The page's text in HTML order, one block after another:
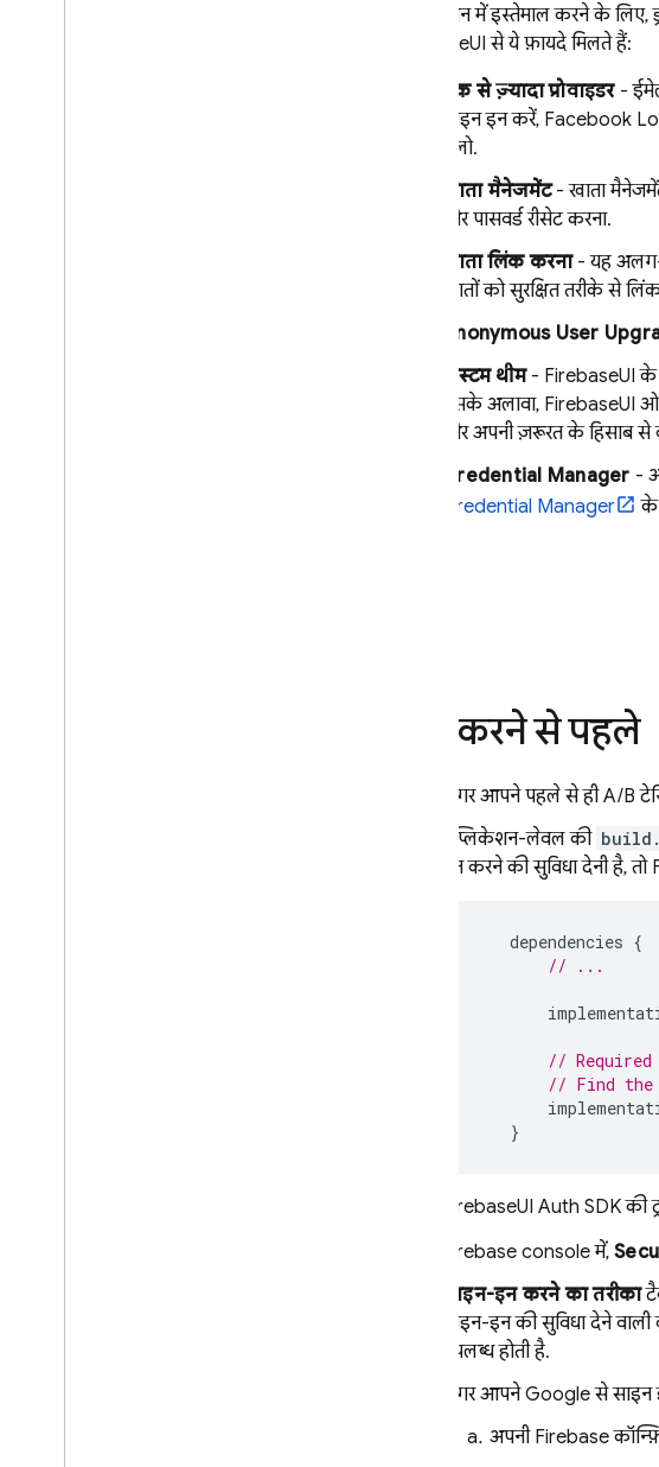
ऐप्लिकेशन में इस्तेमाल करने के
FirebaseUI से ये फ़ायदे मिलते हैं:
एक से ज़्यादा प्रोवाइडर-
साइन इन करें, Facebook
फ़्लो.
खाता मैनेजमेंट- खाता
और पासवर्ड रीसेट करना.
खाता लिंक करना- यह अलग-
खातों को सुरक्षित तरीके से
Anonymous User
कस्टम थीम- FirebaseUI के
इसके अलावा, FirebaseUI
और अपनी ज़रूरत के हिसाब
Credential Manager -
Credential Manager
के
शुरू करने से पहले
अगर आपने पहले से ही A/B
ऐप्लिकेशन-लेवल की
इन करने की सुविधा देनी है,
dependencies {
// ...
//
// Find the
}
FirebaseUI Auth SDK की
Firebase console में,
साइन-इन करने का तरीका
साइन-इन की सुविधा देने
उपलब्ध होती है.
अगर आपने Google से साइन
अपनी Firebase